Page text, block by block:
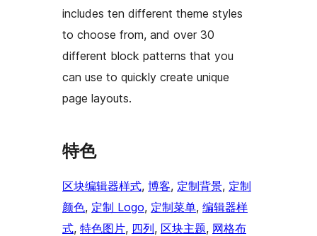
includes ten different theme styles
to choose from, and over 30
different block patterns that you
can use to quickly create unique
page layouts.
特色
区块编辑器样式, 博客, 定制背景, 定制
颜色, 定制 Logo, 定制菜单, 编辑器样
式, 特色图片, 四列, 区块主题, 网格布